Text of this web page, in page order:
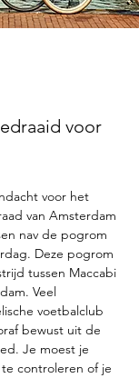
voor
voor het
van Amsterdam
nav de pogrom
Deze pogrom
tussen Maccabi
Veel
voetbalclub
bewust uit de
Je moest je
controleren of je